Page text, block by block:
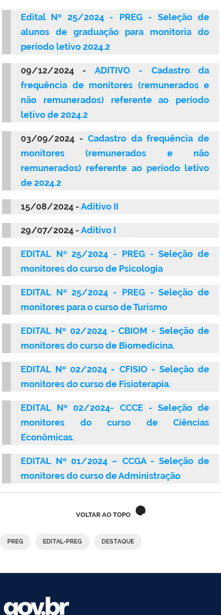
Ministério dos Direitos Humanos
Secretaria-Geral da Presidência da República
Gabinete de Segurança Institucional
Advocacia-Geral da União
Banco Central do Brasil
Edital Nº 25/2024 - PREG - Seleção de
alunos de graduação para monitoria do
período letivo 2024.2
09/12/2024 - ADITIVO - Cadastro da
frequência de monitores (remunerados e
não remunerados) referente ao período
letivo de 2024.2
03/09/2024 -Cadastro da frequência de
monitores (remunerados e não
remunerados) referente ao período letivo
de 2024.2
15/08/2024 -Aditivo II
29/07/2024 -Aditivo I
EDITAL Nº 25/2024 - PREG - Seleção de
monitores do curso de Psicologia
EDITAL Nº 25/2024 - PREG - Seleção de
monitores para o curso de Turismo
EDITAL Nº 02/2024 - CBIOM - Seleção de
monitores do curso de Biomedicina.
EDITAL Nº 02/2024 - CFISIO - Seleção de
monitores do curso de Fisioterapia.
EDITAL Nº 02/2024- CCCE - Seleção de
monitores do curso de Ciências
Econômicas.
EDITAL Nº 01/2024 – CCGA - Seleção de
monitores do curso de Administração
VOLTAR AO TOPO
PREG EDITAL-PREG DESTAQUE